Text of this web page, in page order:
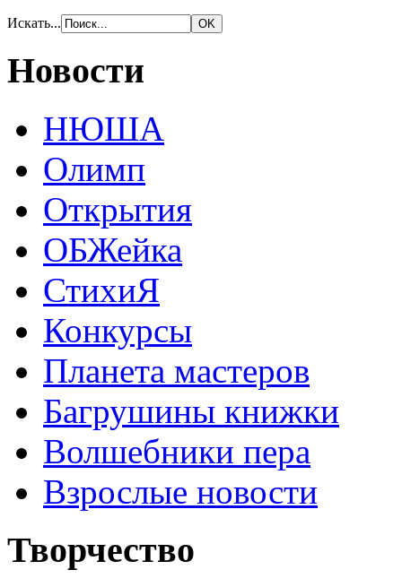
Искать...
Новости
НЮША
Олимп
Открытия
ОБЖейка
СтихиЯ
Конкурсы
Планета мастеров
Багрушины книжки
Волшебники пера
Взрослые новости
Творчество